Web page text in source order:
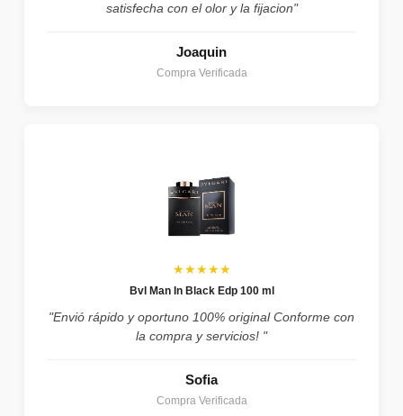
satisfecha con el olor y la fijacion"
Joaquin
Compra Verificada
★★★★★
Bvl Man In Black Edp 100 ml
"Envió rápido y oportuno 100% original Conforme con
la compra y servicios! "
Sofia
Compra Verificada